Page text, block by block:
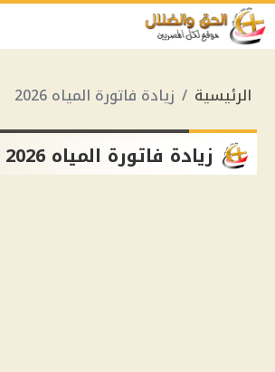
الرئيسية زيادة فاتورة المياه 2026
زيادة فاتورة المياه 2026